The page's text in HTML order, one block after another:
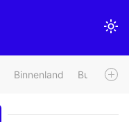
Binnenland Buitenland